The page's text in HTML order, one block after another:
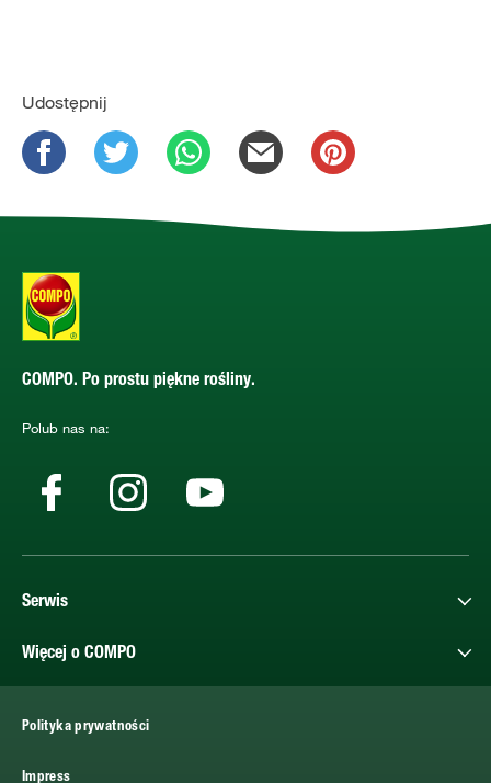
Udostępnij
COMPO. Po prostu piękne rośliny.
Polub nas na:
Serwis
Więcej o COMPO
Polityka prywatności
Impress